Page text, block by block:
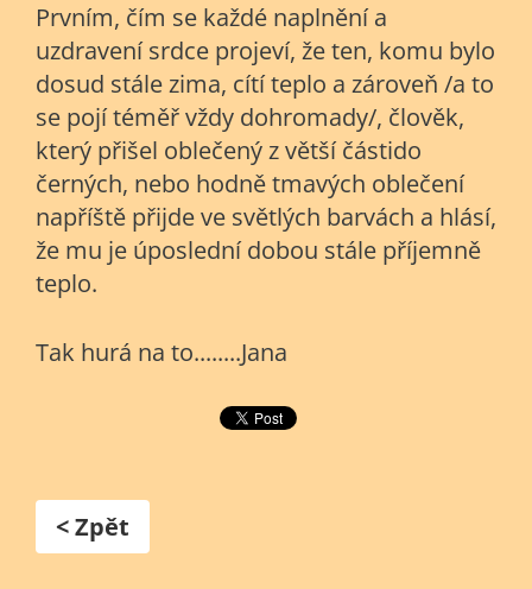
Prvním, čím se každé naplnění a
uzdravení srdce projeví, že ten, komu bylo
dosud stále zima, cítí teplo a zároveň /a to
se pojí téměř vždy dohromady/, člověk,
který přišel oblečený z větší částido
černých, nebo hodně tmavých oblečení
napříště přijde ve světlých barvách a hlásí,
že mu je úposlední dobou stále příjemně
teplo.
Tak hurá na to........Jana
< Zpět